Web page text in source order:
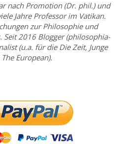
nach Promotion (Dr. phil.) und
Jahre Professor im Vatikan.
zur Philosophie und
Seit 2016 Blogger (philosophia-
(u.a. für die Die Zeit, Junge
European).